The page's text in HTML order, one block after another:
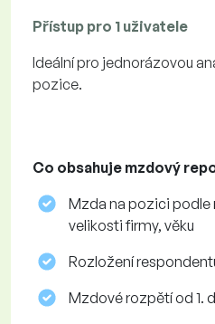
Přístup pro 1 uživatele
Ideální pro jednorázovou
pozice.
Co obsahuje mzdový
Mzda na pozici podle
velikosti firmy, věku
Rozložení
Mzdové rozpětí od 1.